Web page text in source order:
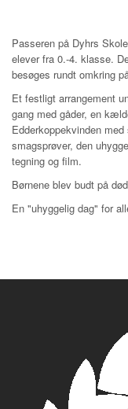
Passeren på Dyhrs
elever fra 0.-4. klasse.
besøges rundt omkring
Et festligt arrangement
gang med gåder, en
Edderkoppekvinden
smagsprøver, den
tegning og film.
Børnene blev budt på
En "uhyggelig dag" for